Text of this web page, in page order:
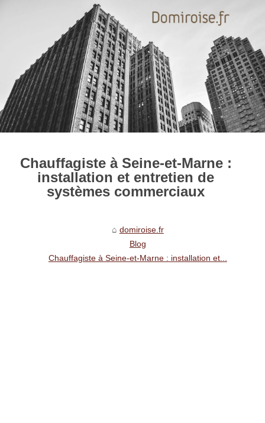
Chauffagiste à Seine-et-Marne :
installation et entretien de
systèmes commerciaux
domiroise.fr
Blog
Chauffagiste à Seine-et-Marne : installation et...